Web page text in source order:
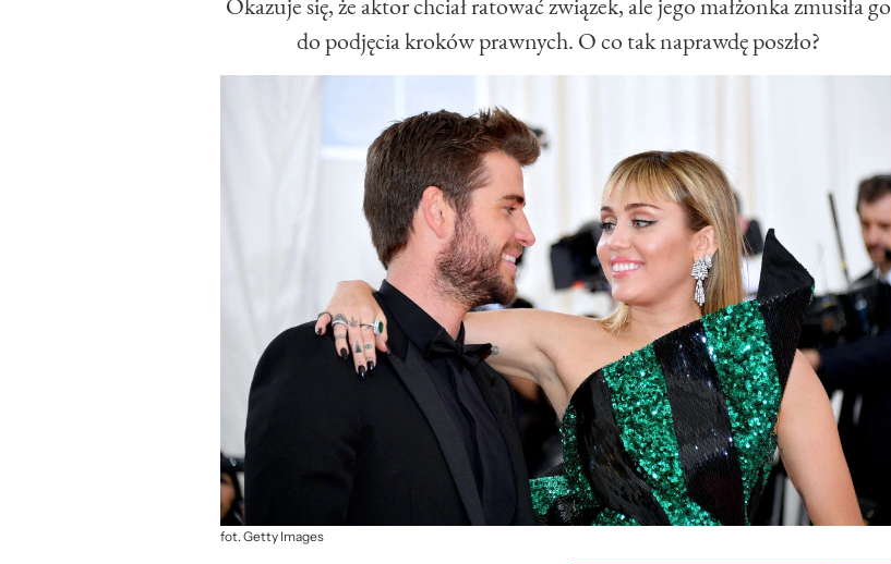
do podjęcia kroków prawnych. O co tak naprawdę poszło?
fot. Getty Images